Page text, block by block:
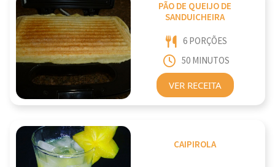
PÃO DE QUEIJO DE
SANDUICHEIRA
6 PORÇÕES
50 MINUTOS
VER RECEITA
CAIPIROLA